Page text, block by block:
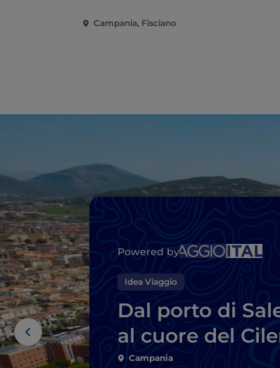
Campania, Fisciano
Powered by
Idea Viaggio
Dal porto di
al cuore del
Campania